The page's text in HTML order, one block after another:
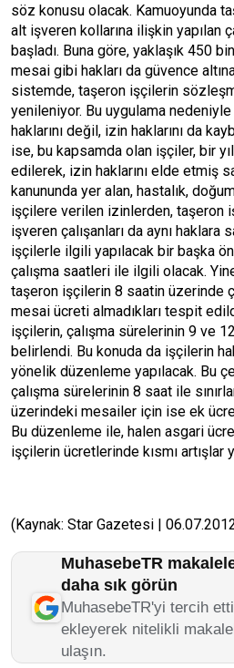
söz konusu olacak. Kamuoyunda
alt işveren kollarına ilişkin yapılan
başladı. Buna göre, yaklaşık 450
mesai gibi hakları da güvence
sistemde, taşeron işçilerin
yenileniyor. Bu uygulama
haklarını değil, izin haklarını da
ise, bu kapsamda olan işçiler, bir
edilerek, izin haklarını elde etmiş
kanununda yer alan, hastalık,
işçilere verilen izinlerden, taşeron
işveren çalışanları da aynı haklara
işçilerle ilgili yapılacak bir başka
çalışma saatleri ile ilgili olacak.
taşeron işçilerin 8 saatin üzerinde
mesai ücreti almadıkları tespit
işçilerin, çalışma sürelerinin 9 ve
belirlendi. Bu konuda da işçilerin
yönelik düzenleme yapılacak. Bu
çalışma sürelerinin 8 saat ile
üzerindeki mesailer için ise ek
Bu düzenleme ile, halen asgari
işçilerin ücretlerinde kısmı artışlar
(Kaynak: Star Gazetesi |
MuhasebeTR
daha sık görün
MuhasebeTR'yi tercih
ekleyerek nitelikli
ulaşın.